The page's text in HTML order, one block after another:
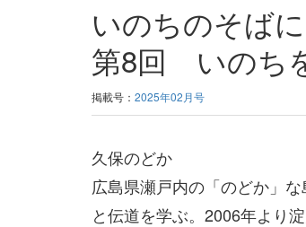
いのちのそば
第8回 いのち
掲載号： 2025年02月号
久保のどか
広島県瀬戸内の「のどか」
と伝道を学ぶ。2006年より